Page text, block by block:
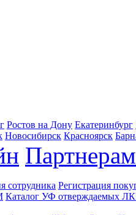
Ростов на Дону Екатеринбург
Новосибирск Красноярск
Партнерам
сотрудника Регистрация
Каталог УФ отверждаемых